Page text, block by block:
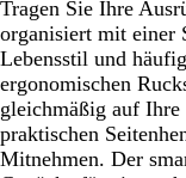
Tragen Sie Ihre
organisiert mit einer
Lebensstil und
ergonomischen
gleichmäßig auf
praktischen
Mitnehmen. Der